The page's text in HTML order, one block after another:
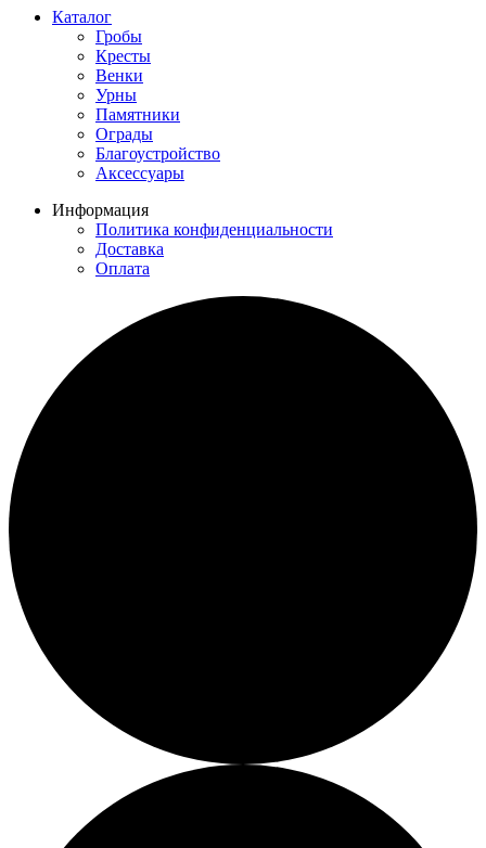
Каталог
Гробы
Кресты
Венки
Урны
Памятники
Ограды
Благоустройство
Аксессуары
Информация
Политика конфиденциальности
Доставка
Оплата